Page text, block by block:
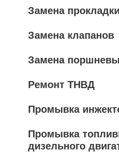
Замена
Замена клапанов
Замена
Ремонт ТНВД
Промывка
Промывка
дизельного